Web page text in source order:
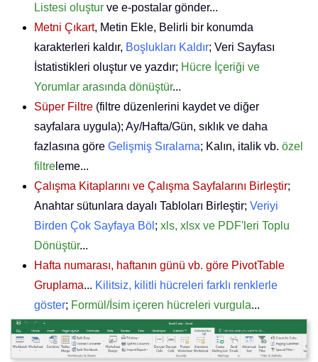
Listesi oluştur ve e-postalar gönder...
Metni Çıkart, Metin Ekle, Belirli bir konumda
karakterleri kaldır, Boşlukları Kaldır; Veri Sayfası
İstatistikleri oluştur ve yazdır; Hücre İçeriği ve
Yorumlar arasında dönüştür...
Süper Filtre (filtre düzenlerini kaydet ve diğer
sayfalara uygula); Ay/Hafta/Gün, sıklık ve daha
fazlasına göre Gelişmiş Sıralama; Kalın, italik vb. özel
filtre leme...
Çalışma Kitaplarını ve Çalışma Sayfalarını Birleştir;
Anahtar sütunlara dayalı Tabloları Birleştir; Veriyi
Birden Çok Sayfaya Böl ; xls, xlsx ve PDF'leri Toplu
Dönüştür...
Hafta numarası, haftanın günü vb. göre PivotTable
Gruplama... Kilitsiz, kilitli hücreleri farklı renklerle
göster; Formül/İsim içeren hücreleri vurgula...